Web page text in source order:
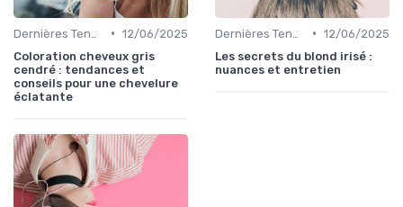
• 12/06/2025
Coloration cheveux gris
cendré : tendances et
conseils pour une chevelure
éclatante
• 12/06/2025
Les secrets du blond irisé :
nuances et entretien